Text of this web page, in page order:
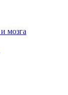
мозга